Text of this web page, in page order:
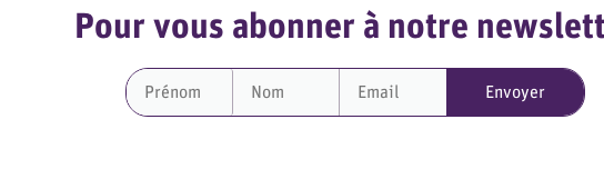
Pour vous abonner à notre